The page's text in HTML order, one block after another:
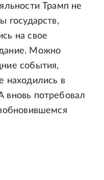
Трамп не
государств,
на свое
Можно
события,
находились в
вновь потребовал